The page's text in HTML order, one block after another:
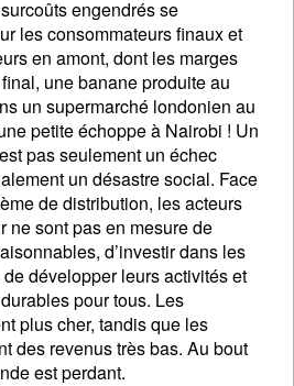
engendrés se
les consommateurs finaux et
en amont, dont les marges
une banane produite au
un supermarché londonien au
petite échoppe à Nairobi ! Un
pas seulement un échec
un désastre social. Face
de distribution, les acteurs
ne sont pas en mesure de
d’investir dans les
développer leurs activités et
pour tous. Les
plus cher, tandis que les
des revenus très bas. Au bout
est perdant.